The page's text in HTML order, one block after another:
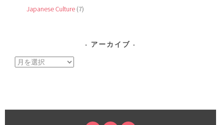
Japanese Culture (7)
アーカイブ
ア
ブ